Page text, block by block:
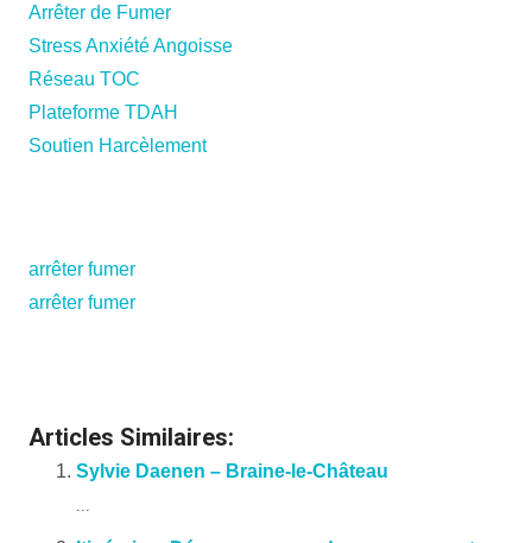
Arrêter de Fumer
Stress Anxiété Angoisse
Réseau TOC
Plateforme TDAH
Soutien Harcèlement
arrêter fumer
arrêter fumer
Articles Similaires:
Sylvie Daenen – Braine-le-Château